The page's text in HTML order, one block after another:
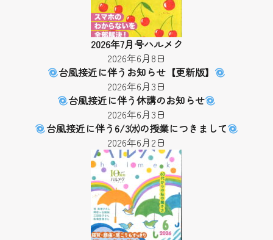
2026年7月号ハルメク
2026年6月8日
台風接近に伴うお知らせ【更新版】
2026年6月3日
台風接近に伴う休講のお知らせ
2026年6月3日
台風接近に伴う6/3㈬の授業につきまして
2026年6月2日